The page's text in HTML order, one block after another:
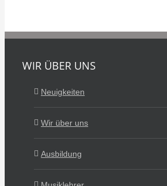
WIR ÜBER UNS
Neuigkeiten
Wir über uns
Ausbildung